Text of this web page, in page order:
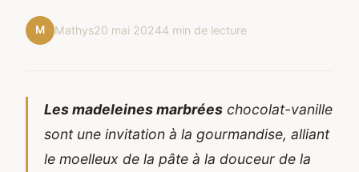
M Mathys20 mai 20244 min de lecture
Les madeleines marbrées chocolat-vanille
sont une invitation à la gourmandise, alliant
le moelleux de la pâte à la douceur de la